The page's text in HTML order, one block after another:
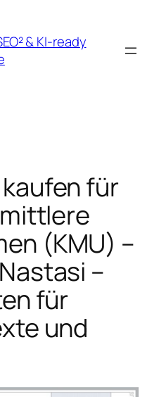
& KI-ready
für
(KMU) –
–
für
und